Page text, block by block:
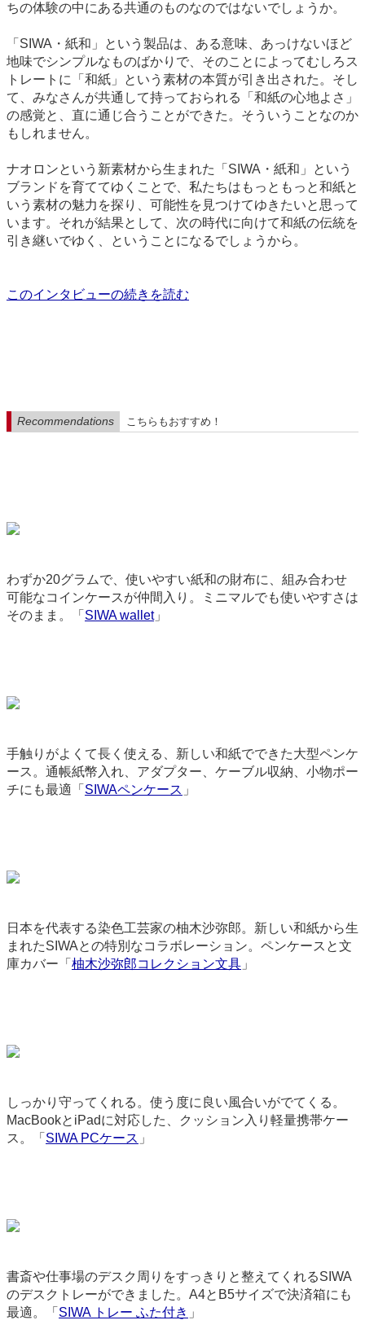
ちの体験の中にある共通のものなのではないでしょうか。
「SIWA・紙和」という製品は、ある意味、あっけないほど
地味でシンプルなものばかりで、そのことによってむしろス
トレートに「和紙」という素材の本質が引き出された。そし
て、みなさんが共通して持っておられる「和紙の心地よさ」
の感覚と、直に通じ合うことができた。そういうことなのか
もしれません。
ナオロンという新素材から生まれた「SIWA・紙和」という
ブランドを育ててゆくことで、私たちはもっともっと和紙と
いう素材の魅力を探り、可能性を見つけてゆきたいと思って
います。それが結果として、次の時代に向けて和紙の伝統を
引き継いでゆく、ということになるでしょうから。
このインタビューの続きを読む
Recommendations こちらもおすすめ！
わずか20グラムで、使いやすい紙和の財布に、組み合わせ
可能なコインケースが仲間入り。ミニマルでも使いやすさは
そのまま。「 SIWA wallet」
手触りがよくて長く使える、新しい和紙でできた大型ペンケ
ース。通帳紙幣入れ、アダプター、ケーブル収納、小物ポー
チにも最適「 SIWAペンケース 」
日本を代表する染色工芸家の柚木沙弥郎。新しい和紙から生
まれたSIWAとの特別なコラボレーション。ペンケースと文
庫カバー「 柚木沙弥郎コレクション文具 」
しっかり守ってくれる。使う度に良い風合いがでてくる。
MacBookとiPadに対応した、クッション入り軽量携帯ケー
ス。「 SIWA PCケース 」
書斎や仕事場のデスク周りをすっきりと整えてくれるSIWA
のデスクトレーができました。A4とB5サイズで決済箱にも
最適。「 SIWA トレー ふた付き 」